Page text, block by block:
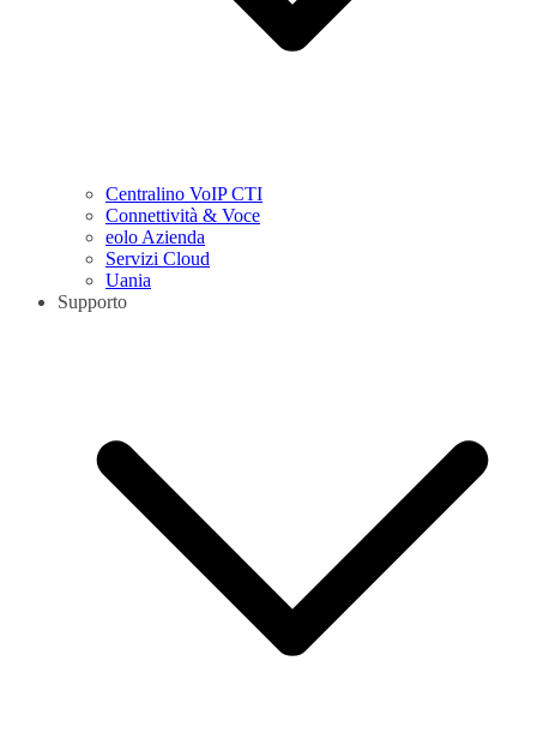
Centralino VoIP CTI
Connettività & Voce
eolo Azienda
Servizi Cloud
Uania
Supporto